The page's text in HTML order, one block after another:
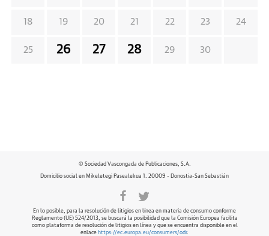
18 19 20 21 22 23 24
25 26 27 28 29 30
© Sociedad Vascongada de Publicaciones, S.A.
Domicilio social en Mikeletegi Pasealekua 1. 20009 - Donostia-San Sebastián
En lo posible, para la resolución de litigios en línea en materia de consumo conforme
Reglamento (UE) 524/2013, se buscará la posibilidad que la Comisión Europea facilita
como plataforma de resolución de litigios en línea y que se encuentra disponible en el
enlace https://ec.europa.eu/consumers/odr.